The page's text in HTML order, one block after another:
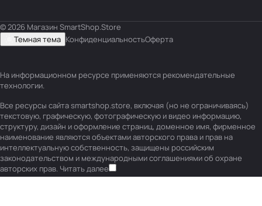
© 2026 Магазин SmartShop.Store
Темная тема КонфиденциальностьОферта
На информационном ресурсе применяются рекомендательные
технологии.
Все ресурсы сайта smartshop.store, включая (но не ограничиваясь)
текстовую, графическую, фотографическую и видео информацию,
структуру, дизайн и оформление страниц, доменное имя, фирменное
наименование являются объектами авторского права и прав на
интеллектуальную собственность, защищены российским
законодательством и международными соглашениями об охране
авторских прав. Читать далее